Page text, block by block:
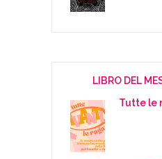
LIBRO DEL
Tutte le